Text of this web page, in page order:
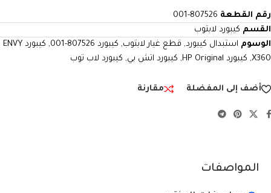
رقم القطعة 807526-001
القسم كيبورد لابتوب
الوسوم استبدال كيبورد, قطع غيار لابتوب, كيبورد 807526-001 ,
كيبورد ENVY
X360
, كيبورد HP Original , كيبورد اتش بي, كيبورد لاب توب
أضف إلى المفضلة مقارنة
المواصفات